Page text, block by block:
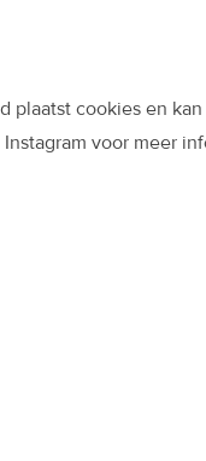
plaatst cookies en
voor meer